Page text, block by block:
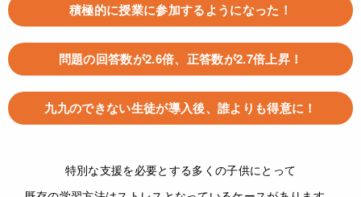
積極的に授業に参加するようになった！
問題の回答数が2.6倍、正答数が2.7倍上昇！
九九のできない生徒が導入後、誰よりも得意に！
特別な支援を必要とする多くの子供にとって